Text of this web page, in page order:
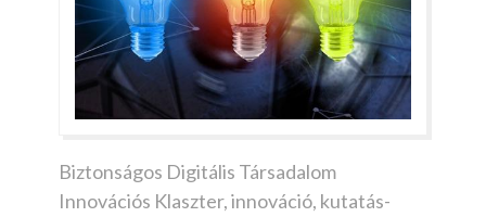
Biztonságos Digitális Társadalom
Innovációs Klaszter,innováció, kutatás-